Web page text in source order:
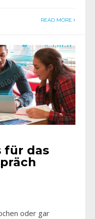
READ MORE
für das
oder gar